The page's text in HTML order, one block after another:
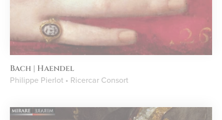
Bach | Haendel
Philippe Pierlot • Ricercar Consort